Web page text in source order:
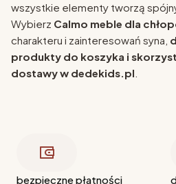
wszystkie elementy tworzą
Wybierz Calmo meble dla
charakteru i zainteresowań syna,
produkty do koszyka i
dostawy w dedekids.pl
bezpieczne płatności